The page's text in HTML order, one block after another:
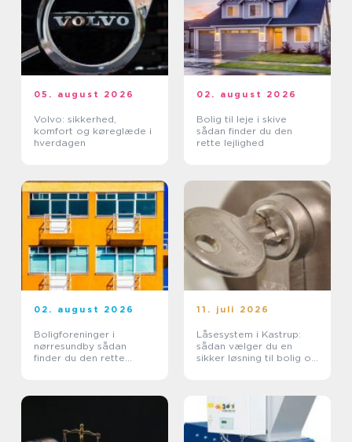
05. august 2026
Volvo: sikkerhed,
komfort og køreglæde i
hverdagen
02. august 2026
Bolig til leje i skive
sådan finder du den
rette lejlighed
02. august 2026
Boligforeninger i
nørresundby sådan
finder du den rette
11. juli 2026
Låsesystem i Kastrup:
sådan vælger du en
sikker løsning til bolig og